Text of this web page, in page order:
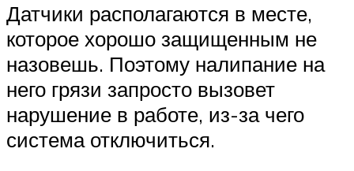
Датчики располагаются в месте,
которое хорошо защищенным не
назовешь. Поэтому налипание на
него грязи запросто вызовет
нарушение в работе, из-за чего
система отключиться.